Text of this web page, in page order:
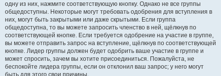
одну из них, нажмите соответствующую кнопку. Однако не все группы
общедоступны. Некоторые могут требовать одобрения для вступления в
них, могут быть закрытыми или даже скрытыми. Если группа
общедоступна, то вы можете запросить членство в ней, щёлкнув по
соответствующей кнопке. Если требуется одобрение на участие в группе,
вы можете отправить запрос на вступление, щёлкнув по соответствующей
кнопке. Лидер группы должен будет одобрить ваше участие в группе и
может спросить, зачем вы хотите присоединиться. Пожалуйста, не
беспокойте лидера группы, если он отклонил ваш запрос; у него могут
быть для этого свои причины.